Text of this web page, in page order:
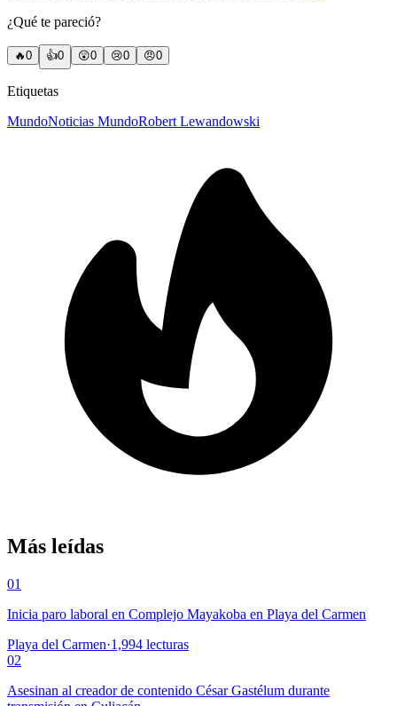
¿Qué te pareció?
🔥0 👍0 😲0 😢0 😠0
Etiquetas
MundoNoticias MundoRobert Lewandowski
Más leídas
01
Inicia paro laboral en Complejo Mayakoba en Playa del Carmen
Playa del Carmen·1,994 lecturas
02
Asesinan al creador de contenido César Gastélum durante